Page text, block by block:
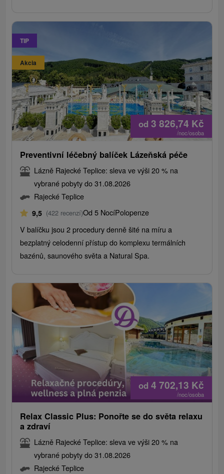
TIP
Akcia
od 3 826,74 Kč
/noc/osoba
Preventivní léčebný balíček Lázeňská péče
Lázně Rajecké Teplice: sleva ve výši 20 % na
vybrané pobyty do 31.08.2026
Rajecké Teplice
9,5 (422 recenzí)Od 5 NocíPolopenze
V balíčku jsou 2 procedury denně šité na míru a
bezplatný celodenní přístup do komplexu termálních
bazénů, saunového světa a Natural Spa.
od 4 702,13 Kč
/noc/osoba
Relax Classic Plus: Ponořte se do světa relaxu
a zdraví
Lázně Rajecké Teplice: sleva ve výši 20 % na
vybrané pobyty do 31.08.2026
Rajecké Teplice